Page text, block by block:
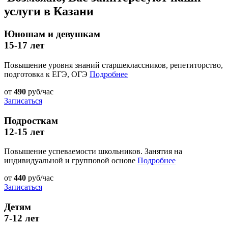
услуги в Казани
Юношам и девушкам
15-17 лет
Повышение уровня знаний старшеклассников, репетиторство,
подготовка к ЕГЭ, ОГЭ Подробнее
от 490 руб/час
Записаться
Подросткам
12-15 лет
Повышение успеваемости школьников. Занятия на
индивидуальной и групповой основе Подробнее
от 440 руб/час
Записаться
Детям
7-12 лет